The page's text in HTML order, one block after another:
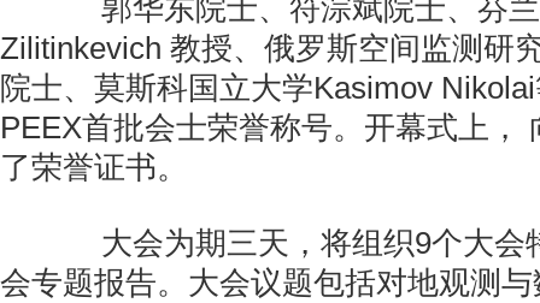
郭华东院士、符淙斌院士、芬兰
Zilitinkevich 教授、俄罗斯空间监测研
院士、莫斯科国立大学Kasimov
PEEX首批会士荣誉称号。开幕式上，
了荣誉证书。
大会为期三天，将组织9个大会
会专题报告。大会议题包括对地观测